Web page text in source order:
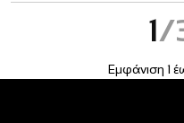
Εμφάνιση 1
1/